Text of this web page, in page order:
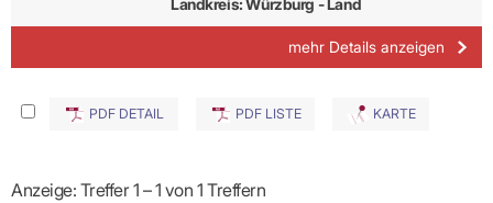
mehr Details anzeigen
PDF DETAIL PDF LISTE KARTE
Anzeige: Treffer 1 – 1 von 1 Treffern